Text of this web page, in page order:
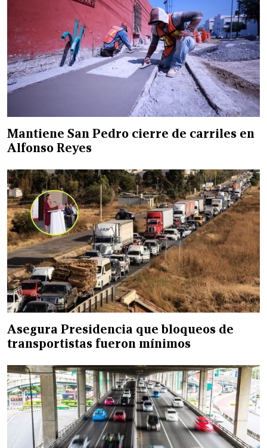
Mantiene San Pedro cierre de carriles en
Alfonso Reyes
Asegura Presidencia que bloqueos de
transportistas fueron mínimos